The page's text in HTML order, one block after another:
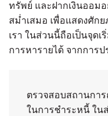
ทรัพย์ และฝากเงินออม
สม่ำเสมอ เพื่อแสดงศัก
เรา ในส่วนนี้ถือเป็นจุด
การหารายได้ จากการ
ตรวจสอบสถานกา
ในการชำระหนี้ ใน